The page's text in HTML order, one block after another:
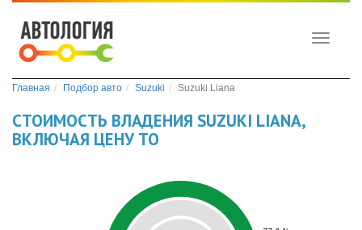
Toggle
Главная Подбор авто Suzuki Suzuki Liana
СТОИМОСТЬ ВЛАДЕНИЯ SUZUKI LIANA,
ВКЛЮЧАЯ ЦЕНУ ТО